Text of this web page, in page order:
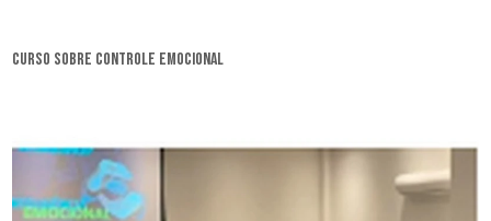
curso sobre controle emocional